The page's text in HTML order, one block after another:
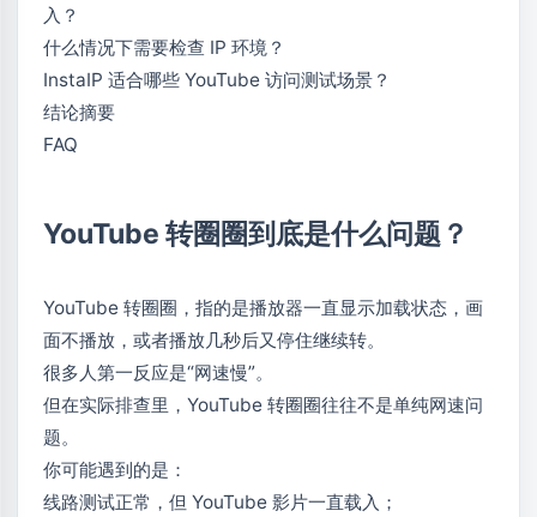
入？
什么情况下需要检查 IP 环境？
InstaIP 适合哪些 YouTube 访问测试场景？
结论摘要
FAQ
YouTube 转圈圈到底是什么问题？
YouTube 转圈圈 ，指的是播放器一直显示加载状态，画
面不播放，或者播放几秒后又停住继续转。
很多人第一反应是“网速慢”。
但在实际排查里，YouTube 转圈圈往往不是单纯网速问
题。
你可能遇到的是：
线路测试正常，但 YouTube 影片一直载入；